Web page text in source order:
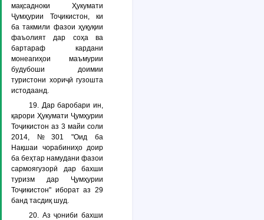
мақсадноки Ҳукумати
Ҷумҳурии Тоҷикистон, ки
ба такмили фазои ҳуқуқии
фаъолият дар соҳа ва
бартараф кардани
монеагиҳои маъмурии
будубоши доимии
туристони хориҷӣ гузошта
истодаанд.
19. Дар баробари ин,
қарори Ҳукумати Ҷумҳурии
Тоҷикистон аз 3 майи соли
2014, №301 "Оид ба
Нақшаи чорабиниҳо доир
ба беҳтар намудани фазои
сармоягузорӣ дар бахши
туризм дар Ҷумҳурии
Тоҷикистон" иборат аз 29
банд тасдиқ шуд.
20. Аз ҷониби бахши